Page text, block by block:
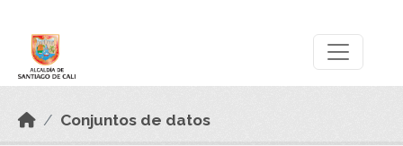
Conjuntos de datos